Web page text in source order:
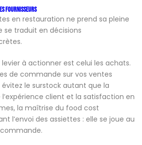
fournisseurs
en restauration ne prend sa pleine
se traduit en décisions
à actionner est celui les achats.
de commande sur vos ventes
évitez le surstock autant que la
client et la satisfaction en
la maîtrise du food cost
l’envoi des assiettes : elle se joue au